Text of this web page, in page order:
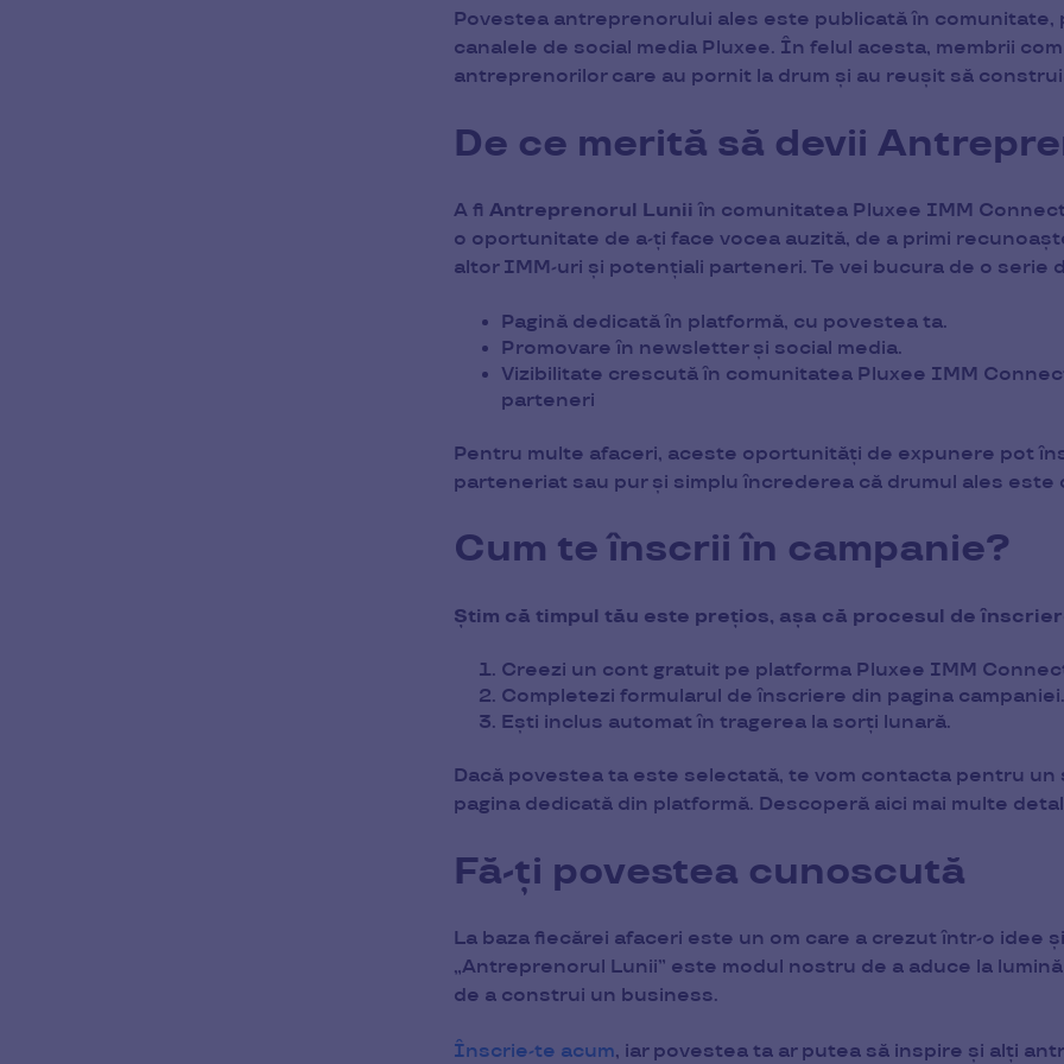
Povestea antreprenorului ales este publicată în
canalele de social media Pluxee. În felul acesta, membrii
antreprenorilor care au pornit la drum și au reușit să
De ce merită să devii
A fi Antreprenorul Lunii în comunitatea Pluxee IMM
o oportunitate de a-ți face vocea auzită, de a primi
altor IMM-uri și potențiali parteneri. Te vei bucura de o serie
Pagină dedicată în platformă, cu povestea ta.
Promovare în newsletter și social media.
Vizibilitate crescută în comunitatea Pluxee IMM
parteneri
Pentru multe afaceri, aceste oportunități de expunere pot
parteneriat sau pur și simplu încrederea că drumul ales este
Cum te înscrii în campanie?
Știm că timpul tău este prețios, așa că procesul de
Creezi un cont gratuit pe platforma Pluxee IMM
Completezi formularul de înscriere din pagina campaniei.
Ești inclus automat în tragerea la sorți lunară.
Dacă povestea ta este selectată, te vom contacta pentru
pagina dedicată din platformă. Descoperă aici mai multe
Fă-ți povestea cunoscută
La baza fiecărei afaceri este un om care a crezut într-o idee
„Antreprenorul Lunii” este modul nostru de a aduce la
de a construi un business.
Înscrie-te acum, iar povestea ta ar putea să inspire și alți